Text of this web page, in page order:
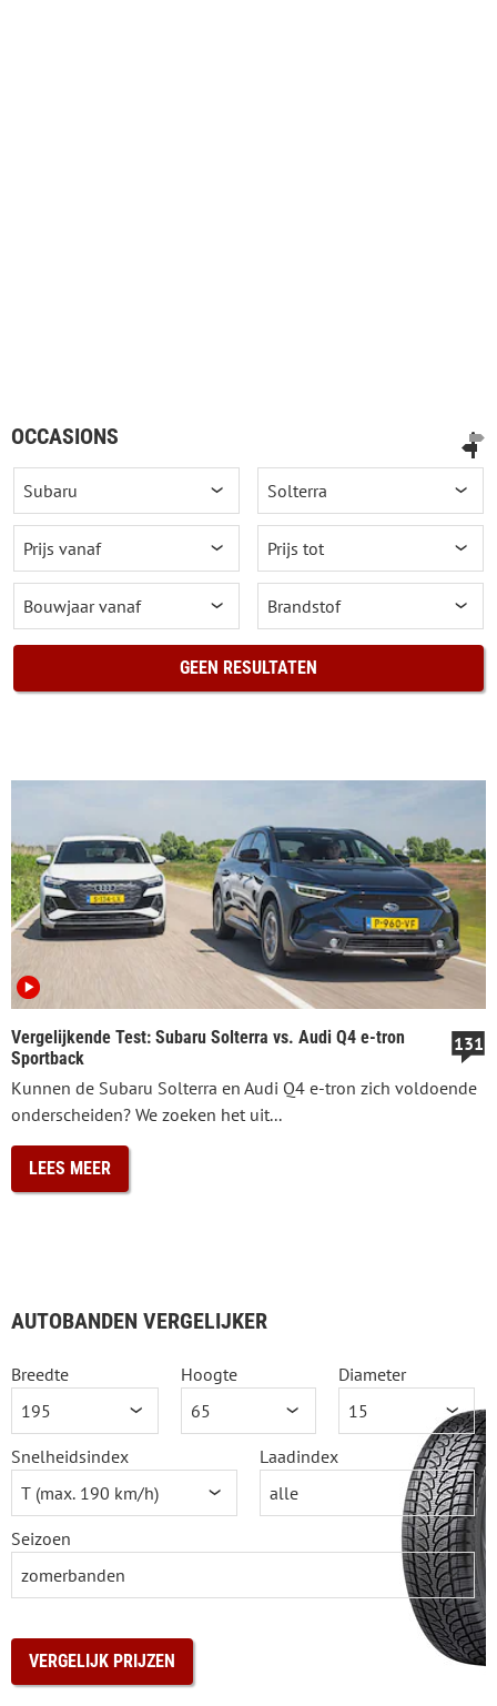
OCCASIONS
GEEN RESULTATEN
Vergelijkende Test: Subaru Solterra vs. Audi Q4 e-tron
Sportback
131
Kunnen de Subaru Solterra en Audi Q4 e-tron zich voldoende
onderscheiden? We zoeken het uit...
LEES MEER
AUTOBANDEN VERGELIJKER
Breedte Hoogte Diameter
Snelheidsindex Laadindex
Seizoen